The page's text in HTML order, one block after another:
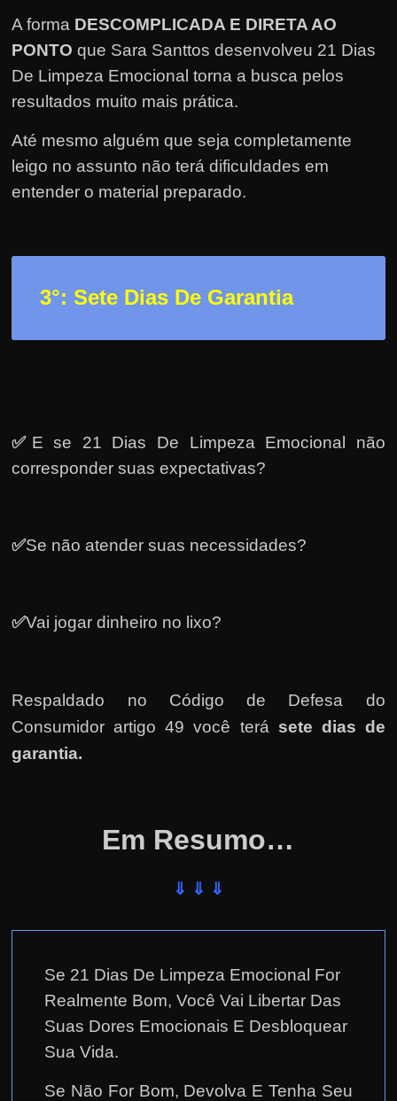
r
n
e
t
M
a
s
A forma DESCOMPLICADA E DIRETA AO
PONTO que Sara Santtos desenvolveu 21 Dias
De Limpeza Emocional torna a busca pelos
resultados muito mais prática.
Até mesmo alguém que seja completamente
leigo no assunto não terá dificuldades em
entender o material preparado.
3°: Sete Dias De Garantia
✅ E se 21 Dias De Limpeza Emocional não
corresponder suas expectativas?
✅Se não atender suas necessidades?
✅Vai jogar dinheiro no lixo?
Respaldado no Código de Defesa do
Consumidor artigo 49 você terá sete dias de
garantia.
Em Resumo…
⇓ ⇓ ⇓
Se 21 Dias De Limpeza Emocional For
Realmente Bom, Você Vai Libertar Das
Suas Dores Emocionais E Desbloquear
Sua Vida.
Se Não For Bom, Devolva E Tenha Seu